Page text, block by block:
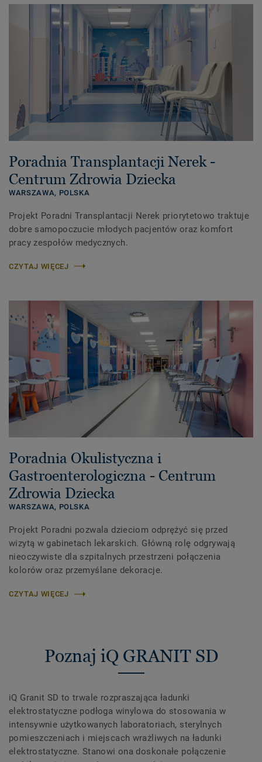
Poradnia Transplantacji Nerek -
Centrum Zdrowia Dziecka
WARSZAWA, POLSKA
Projekt Poradni Transplantacji Nerek priorytetowo traktuje
dobre samopoczucie młodych pacjentów oraz komfort
pracy zespołów medycznych.
CZYTAJ WIĘCEJ
Poradnia Okulistyczna i
Gastroenterologiczna - Centrum
Zdrowia Dziecka
WARSZAWA, POLSKA
Projekt Poradni pozwala dzieciom odprężyć się przed
wizytą w gabinetach lekarskich. Główną rolę odgrywają
nieoczywiste dla szpitalnych przestrzeni połączenia
kolorów oraz przemyślane dekoracje.
CZYTAJ WIĘCEJ
Poznaj iQ GRANIT SD
iQ Granit SD to trwale rozpraszająca ładunki
elektrostatyczne podłoga winylowa do stosowania w
intensywnie użytkowanych laboratoriach, sterylnych
pomieszczeniach i miejscach wrażliwych na ładunki
elektrostatyczne. Stanowi ona doskonałe połączenie